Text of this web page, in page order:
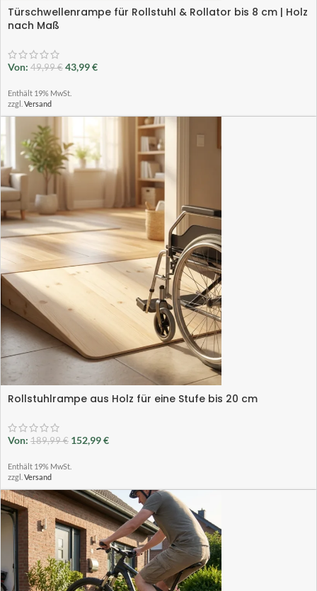
Türschwellenrampe für Rollstuhl & Rollator bis 8 cm | Holz
nach Maß
Von: 49,99€ 43,99€
Enthält 19% MwSt.
zzgl. Versand
Rollstuhlrampe aus Holz für eine Stufe bis 20 cm
Von: 189,99€ 152,99€
Enthält 19% MwSt.
zzgl. Versand